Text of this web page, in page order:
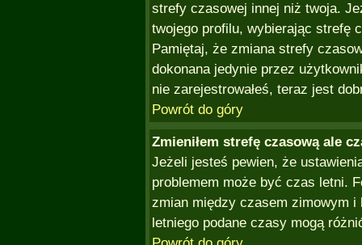
strefy czasowej innej niż twoja.
twojego profilu, wybierając strefę
Pamiętaj, że zmiana strefy
dokonana jedynie przez
nie zarejestrowałeś, teraz jest
Powrót do góry
Zmieniłem strefę czasową ale
Jeżeli jesteś pewien, że
problemem może być czas letni.
zmian między czasem zimowym
letniego podane czasy mogą